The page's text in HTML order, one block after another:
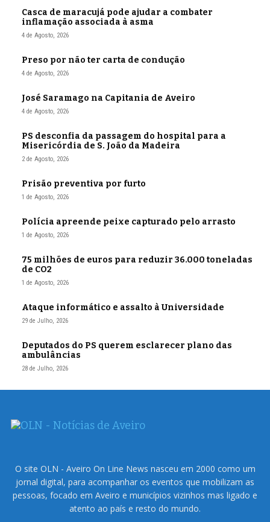
Casca de maracujá pode ajudar a combater
inflamação associada à asma
4 de Agosto, 2026
Preso por não ter carta de condução
4 de Agosto, 2026
José Saramago na Capitania de Aveiro
4 de Agosto, 2026
PS desconfia da passagem do hospital para a
Misericórdia de S. João da Madeira
2 de Agosto, 2026
Prisão preventiva por furto
1 de Agosto, 2026
Polícia apreende peixe capturado pelo arrasto
1 de Agosto, 2026
75 milhões de euros para reduzir 36.000 toneladas
de CO2
1 de Agosto, 2026
Ataque informático e assalto à Universidade
29 de Julho, 2026
Deputados do PS querem esclarecer plano das
ambulâncias
28 de Julho, 2026
O site OLN - Aveiro On Line News nasceu em 2000 como um
jornal digital, para acompanhar os eventos que mobilizam as
pessoas, focado em Aveiro e municípios vizinhos mas ligado e
atento ao país e resto do mundo.